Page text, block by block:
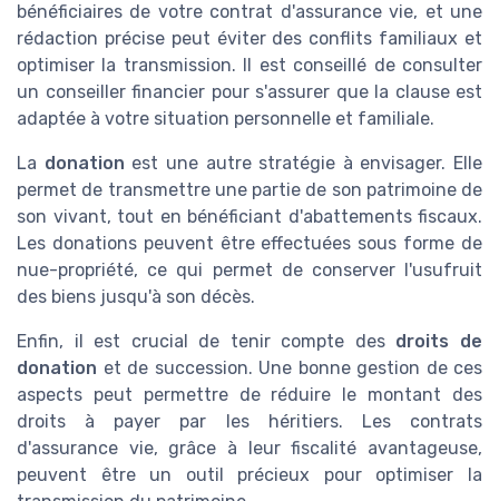
bénéficiaires de votre contrat d'assurance vie, et une
rédaction précise peut éviter des conflits familiaux et
optimiser la transmission. Il est conseillé de consulter
un conseiller financier pour s'assurer que la clause est
adaptée à votre situation personnelle et familiale.
La donation est une autre stratégie à envisager. Elle
permet de transmettre une partie de son patrimoine de
son vivant, tout en bénéficiant d'abattements fiscaux.
Les donations peuvent être effectuées sous forme de
nue-propriété, ce qui permet de conserver l'usufruit
des biens jusqu'à son décès.
Enfin, il est crucial de tenir compte des droits de
donation et de succession. Une bonne gestion de ces
aspects peut permettre de réduire le montant des
droits à payer par les héritiers. Les contrats
d'assurance vie, grâce à leur fiscalité avantageuse,
peuvent être un outil précieux pour optimiser la